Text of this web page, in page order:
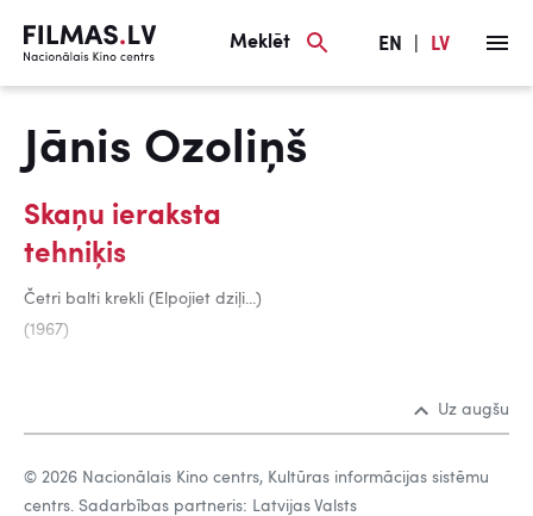
Meklēt EN LV
Jānis Ozoliņš
Skaņu ieraksta
tehniķis
Četri balti krekli (Elpojiet dziļi...)
(1967)
Uz augšu
© 2026 Nacionālais Kino centrs, Kultūras informācijas sistēmu
centrs. Sadarbības partneris: Latvijas Valsts